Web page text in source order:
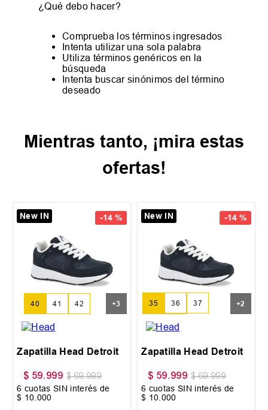
¿Qué debo hacer?
Comprueba los términos ingresados
Intenta utilizar una sola palabra
Utiliza términos genéricos en la
búsqueda
Intenta buscar sinónimos del término
deseado
Mientras tanto, ¡mira estas
ofertas!
-14 %
New IN
40 41 42 +3
Zapatilla Head Detroit
$ 59.999 $ 69.999
6 cuotas SIN interés de
$ 10 000
-14 %
New IN
35 36 37
38 39
+2
Zapatilla Head Detroit
$ 59.999 $ 69.999
6 cuotas SIN interés de
$ 10 000